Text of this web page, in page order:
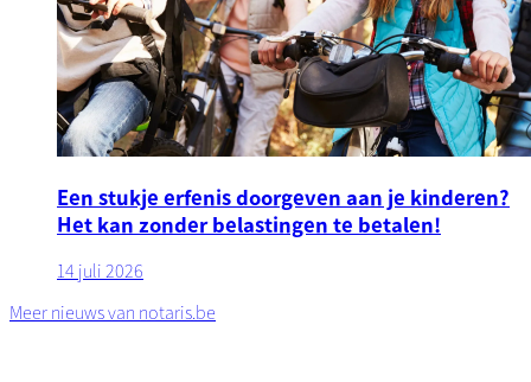
Een stukje erfenis doorgeven aan je kinderen?
Het kan zonder belastingen te betalen!
14 juli 2026
Meer nieuws van notaris.be